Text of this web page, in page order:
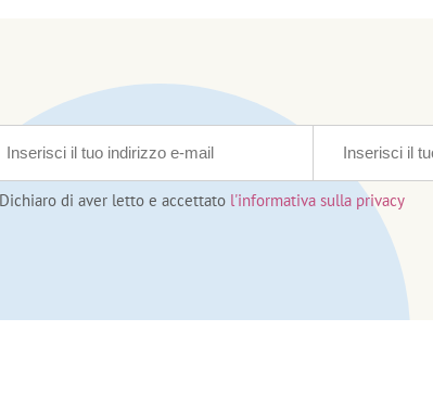
Dichiaro di aver letto e accettato l'informativa sulla privacy